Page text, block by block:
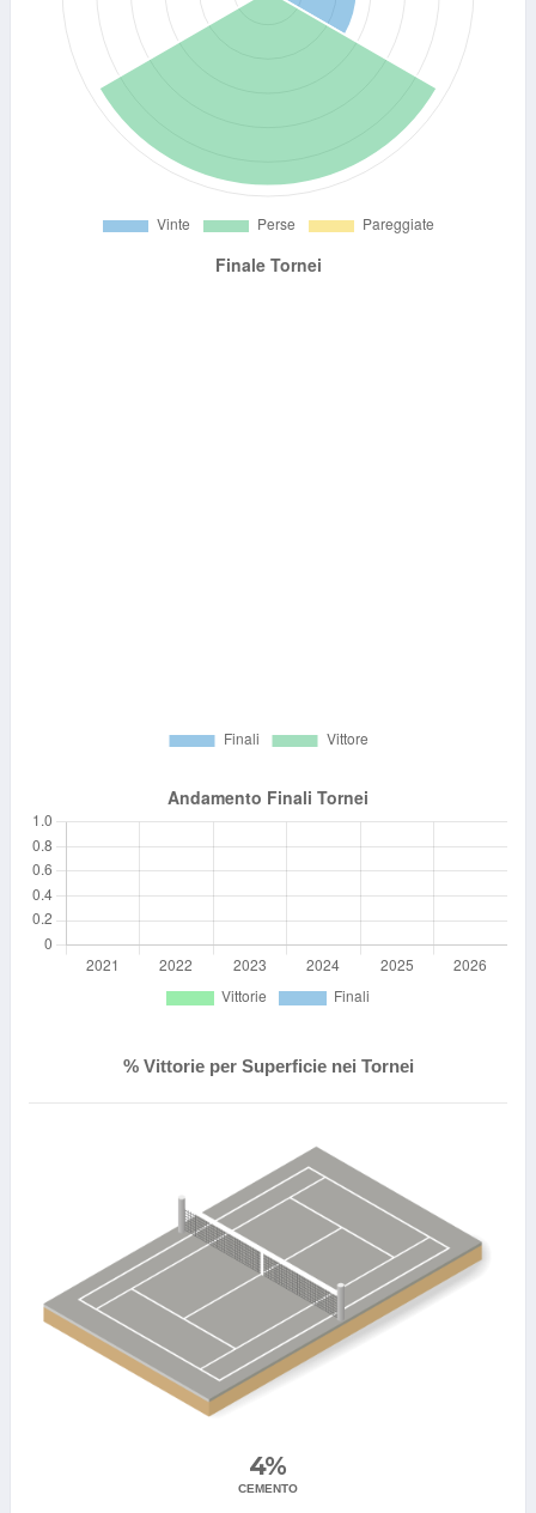
% Vittorie per Superficie nei Tornei
4%
CEMENTO